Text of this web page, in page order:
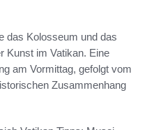
das Kolosseum und das
Kunst im Vatikan. Eine
am Vormittag, gefolgt vom
Zusammenhang